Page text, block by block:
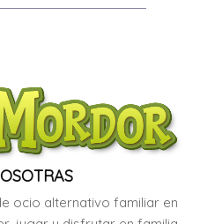
ocio alternativo familiar en